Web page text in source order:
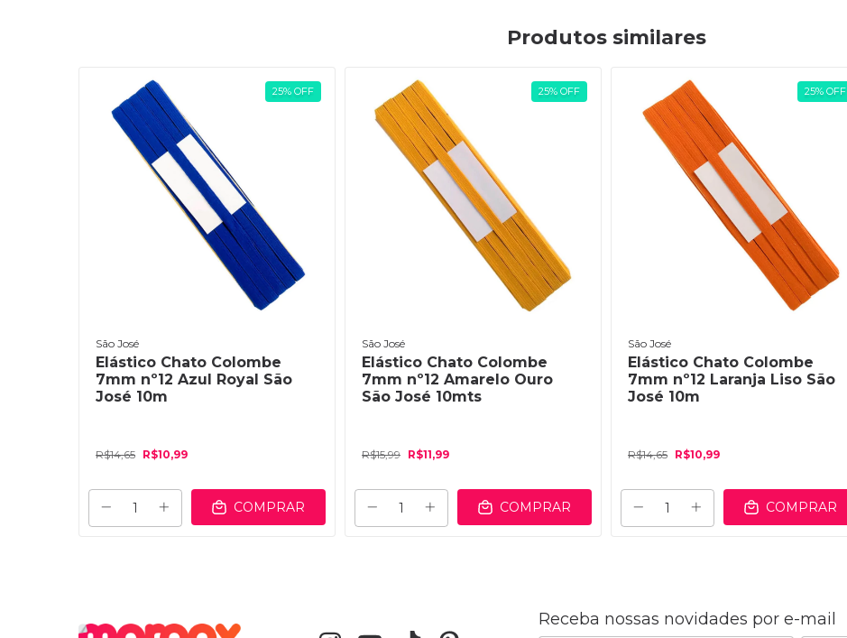
Produtos similares
25% OFF
São José
Elástico Chato Colombe
7mm nº12 Azul Royal São
José 10m
R$14,65 R$10,99
COMPRAR
25% OFF
São José
Elástico Chato Colombe
7mm nº12 Amarelo Ouro
São José 10mts
R$15,99 R$11,99
COMPRAR
25% OFF
São José
Elástico Chato Colombe
7mm nº12 Laranja Liso São
José 10m
R$14,65 R$10,99
COMPRAR
Receba nossas novidades por e-mail